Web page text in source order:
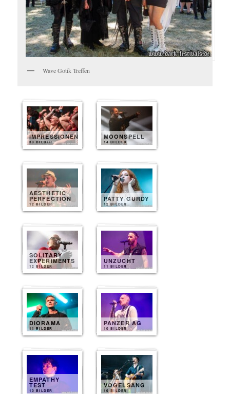
Wave Gotik Treffen
IMPRESSIONEN
30 BILDER
MOONSPELL
14 BILDER
AESTHETIC
PERFECTION
12 BILDER
PATTY GURDY
12 BILDER
SOLITARY
EXPERIMENTS
12 BILDER
UNZUCHT
11 BILDER
DIORAMA
11 BILDER
PANZER AG
10 BILDER
EMPATHY
TEST
10 BILDER
VOGELSANG
10 BILDER